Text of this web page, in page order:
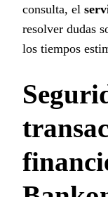
consulta, el
resolver dudas
los tiempos